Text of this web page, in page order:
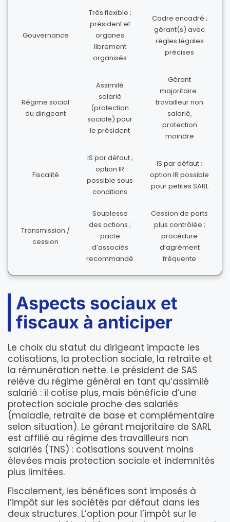
Gouvernance
Très flexible ;
président et
organes
librement
organisés
Cadre encadré ;
gérant(s) avec
règles légales
précises
Régime social
du dirigeant
Assimilé
salarié
(protection
sociale) pour
le président
Gérant
majoritaire :
travailleur non
salarié,
protection
moindre
Fiscalité
IS par défaut ;
option IR
possible sous
conditions
IS par défaut ;
option IR possible
pour petites SARL
Transmission /
cession
Souplesse
des actions ;
pacte
d’associés
recommandé
Cession de parts
plus contrôlée ;
procédure
d’agrément
fréquente
Aspects sociaux et
fiscaux à anticiper
Le choix du statut du dirigeant impacte les
cotisations, la protection sociale, la retraite et
la rémunération nette. Le président de SAS
relève du régime général en tant qu’assimilé
salarié : il cotise plus, mais bénéficie d’une
protection sociale proche des salariés
(maladie, retraite de base et complémentaire
selon situation). Le gérant majoritaire de SARL
est affilié au régime des travailleurs non
salariés (TNS) : cotisations souvent moins
élevées mais protection sociale et indemnités
plus limitées.
Fiscalement, les bénéfices sont imposés à
l’impôt sur les sociétés par défaut dans les
deux structures. L’option pour l’impôt sur le